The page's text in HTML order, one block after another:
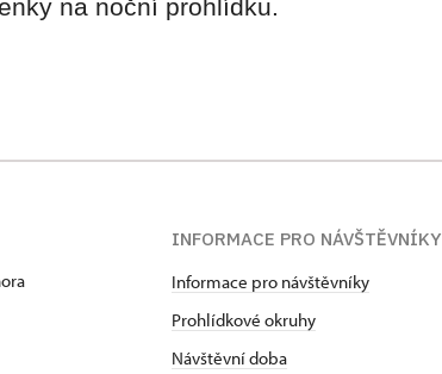
na noční prohlídku.
INFORMACE PRO NÁVŠTĚVNÍKY
Informace pro návštěvníky
Prohlídkové okruhy
Návštěvní doba